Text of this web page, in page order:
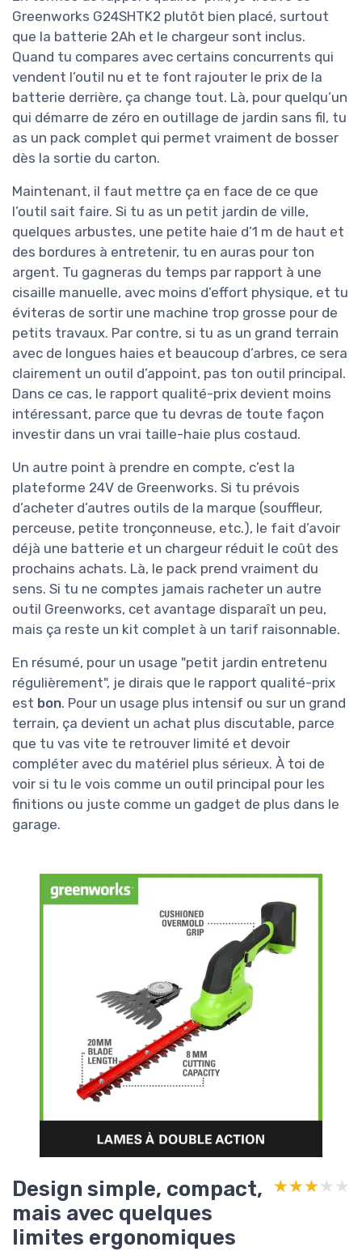
Greenworks G24SHTK2 plutôt bien placé, surtout
que la batterie 2Ah et le chargeur sont inclus.
Quand tu compares avec certains concurrents qui
vendent l’outil nu et te font rajouter le prix de la
batterie derrière, ça change tout. Là, pour quelqu’un
qui démarre de zéro en outillage de jardin sans fil, tu
as un pack complet qui permet vraiment de bosser
dès la sortie du carton.
Maintenant, il faut mettre ça en face de ce que
l’outil sait faire. Si tu as un petit jardin de ville,
quelques arbustes, une petite haie d’1 m de haut et
des bordures à entretenir, tu en auras pour ton
argent. Tu gagneras du temps par rapport à une
cisaille manuelle, avec moins d’effort physique, et tu
éviteras de sortir une machine trop grosse pour de
petits travaux. Par contre, si tu as un grand terrain
avec de longues haies et beaucoup d’arbres, ce sera
clairement un outil d’appoint, pas ton outil principal.
Dans ce cas, le rapport qualité-prix devient moins
intéressant, parce que tu devras de toute façon
investir dans un vrai taille-haie plus costaud.
Un autre point à prendre en compte, c’est la
plateforme 24V de Greenworks. Si tu prévois
d’acheter d’autres outils de la marque (souffleur,
perceuse, petite tronçonneuse, etc.), le fait d’avoir
déjà une batterie et un chargeur réduit le coût des
prochains achats. Là, le pack prend vraiment du
sens. Si tu ne comptes jamais racheter un autre
outil Greenworks, cet avantage disparaît un peu,
mais ça reste un kit complet à un tarif raisonnable.
En résumé, pour un usage "petit jardin entretenu
régulièrement", je dirais que le rapport qualité-prix
est bon. Pour un usage plus intensif ou sur un grand
terrain, ça devient un achat plus discutable, parce
que tu vas vite te retrouver limité et devoir
compléter avec du matériel plus sérieux. À toi de
voir si tu le vois comme un outil principal pour les
finitions ou juste comme un gadget de plus dans le
garage.
Design simple, compact,
mais avec quelques
limites ergonomiques
★★★★★
★★★★★